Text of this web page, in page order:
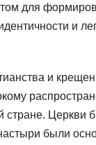
для
и
и
стране. Церкви
были